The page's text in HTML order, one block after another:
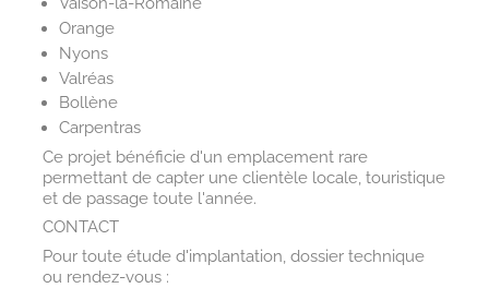
Orange
Nyons
Valréas
Bollène
Carpentras
Ce projet bénéficie d'un emplacement rare
permettant de capter une clientèle locale, touristique
et de passage toute l'année.
CONTACT
Pour toute étude d'implantation, dossier technique
ou rendez-vous :